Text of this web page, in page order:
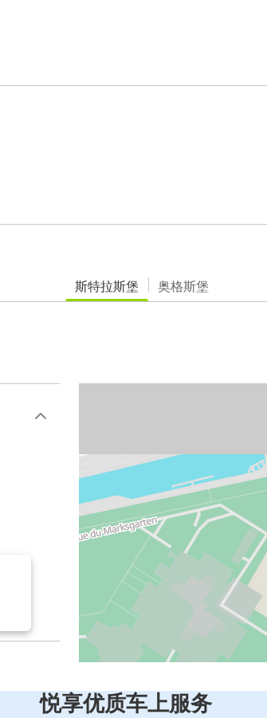
斯特拉斯堡 奥格斯堡
悦享优质车上服务